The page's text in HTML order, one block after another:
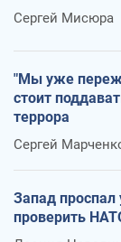
Сергей Мисюра
"Мы уже
стоит
террора
Сергей
Запад проспал
проверить